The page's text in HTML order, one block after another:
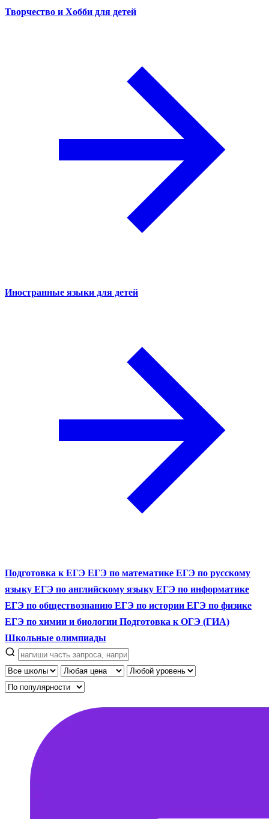
Творчество и Хобби для детей
Иностранные языки для детей
Подготовка к ЕГЭ ЕГЭ по математике ЕГЭ по русскому
языку ЕГЭ по английскому языку ЕГЭ по информатике
ЕГЭ по обществознанию ЕГЭ по истории ЕГЭ по физике
ЕГЭ по химии и биологии Подготовка к ОГЭ (ГИА)
Школьные олимпиады